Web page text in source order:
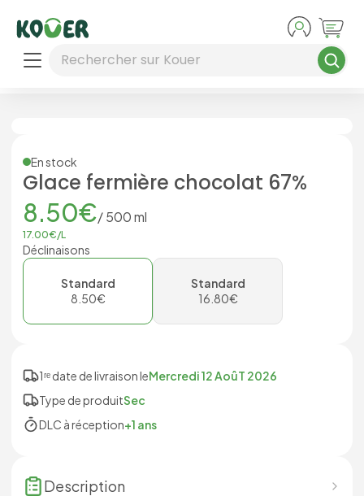
Rechercher sur Kouer
En stock
Glace fermière chocolat 67%
8.50€/500ml
17.00€/L
Déclinaisons
Standard
8.50€
Standard
16.80€
1ʳᵉ date de livraison leMercredi 12 AoûT 2026
Type de produitSec
DLC à réception+1 ans
Description